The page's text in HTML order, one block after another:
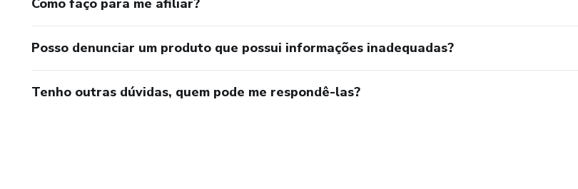
Posso denunciar um produto que possui informações inadequadas?
Tenho outras dúvidas, quem pode me respondê-las?